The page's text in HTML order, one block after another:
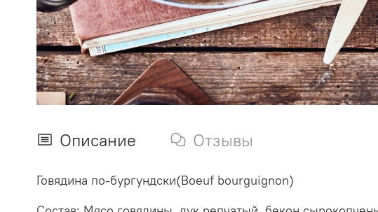
Описание Отзывы
Говядина по-бургундски(Boeuf bourguignon)